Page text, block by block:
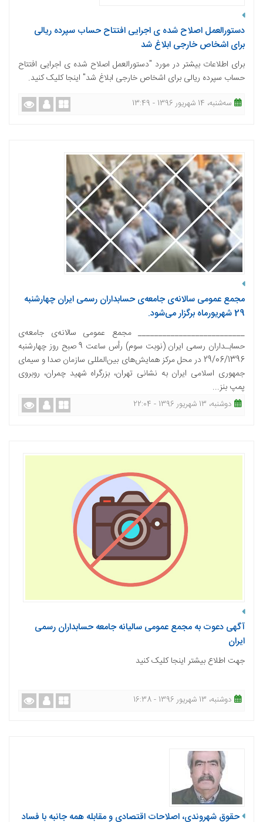
دستورالعمل اصلاح شده ‌ی اجرایی افتتاح حساب سپرده ریالی
برای اشخاص خارجی ابلاغ شد
برای اطلاعات بیشتر در مورد "دستورالعمل اصلاح شده ‌ی اجرایی افتتاح
حساب سپرده ریالی برای اشخاص خارجی ابلاغ شد" اینجا کلیک کنید.
ﺳﻪشنبه، 14 شهریور 1396 - 13:49
مجمع عمومی سالانه‌ی جامعه‌ی حسابداران رسمی ایران چهارشنبه
29 شهریورماه برگزار می‌شود.
__________________________ مجمع عمومی سالانه‌ی جامعه‌ی
حسابـداران رسمی ایران (نوبت سوم) رأس ساعت 9 صبح روز چهارشنبه
29/06/1396 در محل مرکز همایش‌های بین‌المللی سازمان صدا و سیمای
جمهوری اسلامی ایران به نشانی تهران، بزرگراه شهید چمران، روبروی
پمپ بنز...
دوشنبه، 13 شهریور 1396 - 22:04
آگهی دعوت به مجمع عمومی سالیانه جامعه حسابداران رسمی
ایران
جهت اطلاع بیشتر اینجا کلیک کنید
دوشنبه، 13 شهریور 1396 - 16:38
حقوق شهروندی، اصلاحات اقتصادی و مقابله همه جانبه با فساد